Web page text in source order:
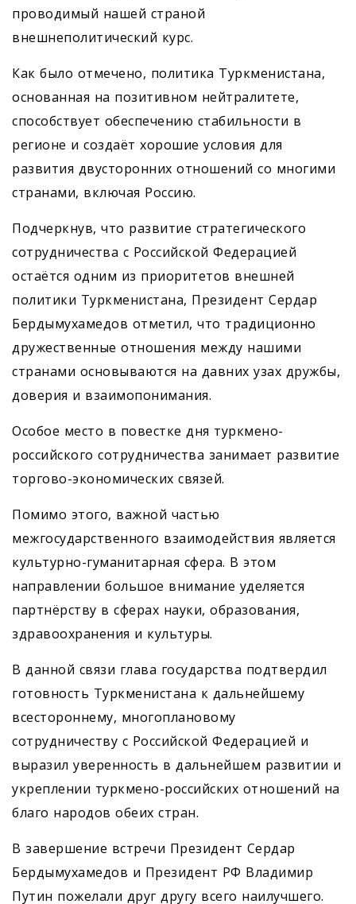
проводимый нашей страной
внешнеполитический курс.
Как было отмечено, политика Туркменистана,
основанная на позитивном нейтралитете,
способствует обеспечению стабильности в
регионе и создаёт хорошие условия для
развития двусторонних отношений со многими
странами, включая Россию.
Подчеркнув, что развитие стратегического
сотрудничества с Российской Федерацией
остаётся одним из приоритетов внешней
политики Туркменистана, Президент Сердар
Бердымухамедов отметил, что традиционно
дружественные отношения между нашими
странами основываются на давних узах дружбы,
доверия и взаимопонимания.
Особое место в повестке дня туркмено-
российского сотрудничества занимает развитие
торгово-экономических связей.
Помимо этого, важной частью
межгосударственного взаимодействия является
культурно-гуманитарная сфера. В этом
направлении большое внимание уделяется
партнёрству в сферах науки, образования,
здравоохранения и культуры.
В данной связи глава государства подтвердил
готовность Туркменистана к дальнейшему
всестороннему, многоплановому
сотрудничеству с Российской Федерацией и
выразил уверенность в дальнейшем развитии и
укреплении туркмено-российских отношений на
благо народов обеих стран.
В завершение встречи Президент Сердар
Бердымухамедов и Президент РФ Владимир
Путин пожелали друг другу всего наилучшего.